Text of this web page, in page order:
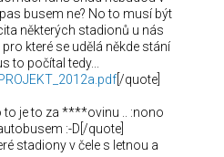
busem ne? No to musí být
některých stadionů u nás
které se udělá někde stání
to počítal tedy...
[/quote]
je to za ****ovinu .. :nono
:-D[/quote]
stadiony v čele s letnou a